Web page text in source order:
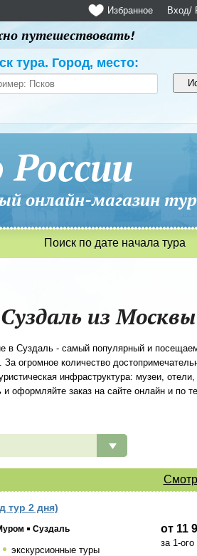
Вход/
Избранное
путешествовать!
тура. Город, место:
магазин
Поиск по дате начала тура
из Москвы
в Суздаль - самый популярный и
огромное количество
инфраструктура: музеи, отели,
оформляйте заказ на сайте онлайн и по
тур 2 дня)
Суздаль
экскурсионные туры
от 11
за 1-